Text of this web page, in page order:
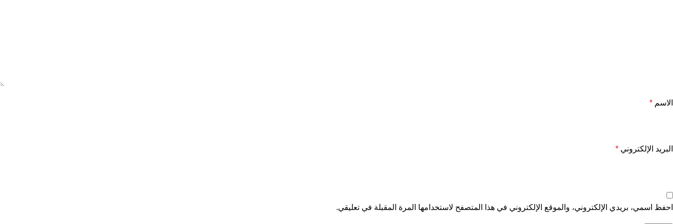
الاسم *
البريد الإلكتروني *
احفظ اسمي، بريدي الإلكتروني، والموقع الإلكتروني في هذا المتصفح لاستخدامها المرة المقبلة في تعليقي.